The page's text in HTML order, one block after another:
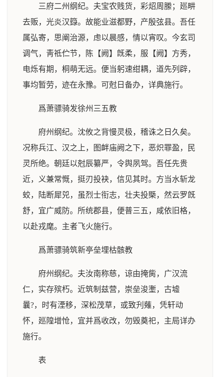
三府二州纲纪。夫宝农贱货，彩炤周縢；廵畊
去贩，光炎汉籙。故能业滋都野，产殷弦县。吾任
属弘寄，思阐治源，虑以晨感，情以宵叹。今玄司
调气，靑祗伫节，陈【阙】旣柔，服【阙】方秀，
电烁有期，桐萌无远。便当躬速绀耦，道先列辟，
事均暂劳，迹在永豫。可尅日备办，详典施行。
爲萧骠骑发徐州三五教
府州纲纪。沈攸之背慢灵极，稽诛之日久矣。
况称兵江、汉之上，图衅庙阙之下，恶炽罪盈，民
灵所绝。朝廷以尅辰纂严，令舆夙驾。吾任先贵
近，义兼常慨，挺刃投袂，信见其时。方当水斩龙
蛟，陆断犀兕，虽烈士衔志，壮夫投槩，然云罗旣
舒，宜广威防。所统郡县，便普三五，咸依旧格，
以赴戎麾。主者飞火施行。
爲萧骠骑筑新亭垒埋枯骸教
府州纲纪。夫汝南称慈，谅由掩胔，广汉流
仁，实存殡朽。近筑制兹营，崇垒浚壍，古墟
曩?，时有湮移，深松茂草，或致刋薙，凭轩动
怀，廵隍增怆，宜并爲收改，勿毁奠祀，主局详办
施行。
表